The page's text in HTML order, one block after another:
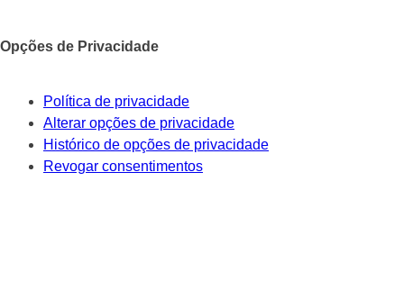
Opções de Privacidade
Política de privacidade
Alterar opções de privacidade
Histórico de opções de privacidade
Revogar consentimentos